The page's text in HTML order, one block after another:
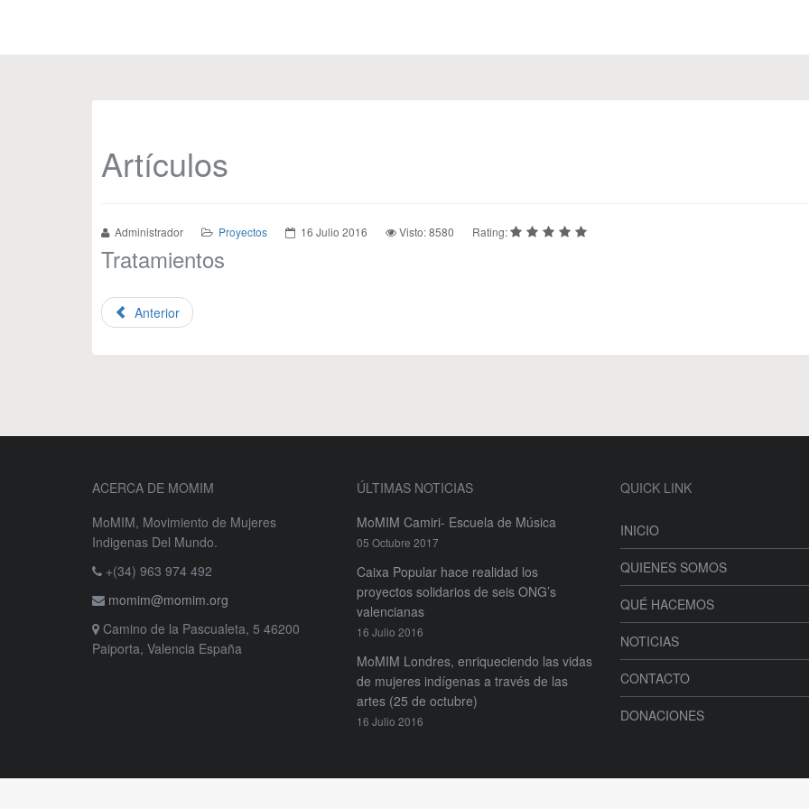
Artículos
Administrador Proyectos 16 Julio 2016 Visto: 8580 Rating:
Tratamientos
Anterior
ACERCA DE MOMIM
MoMIM, Movimiento de Mujeres
Indigenas Del Mundo.
+(34) 963 974 492
momim@momim.org
Camino de la Pascualeta, 5 46200
Paiporta, Valencia España
ÚLTIMAS NOTICIAS
MoMIM Camiri- Escuela de Música
05 Octubre 2017
Caixa Popular hace realidad los
proyectos solidarios de seis ONG’s
valencianas
16 Julio 2016
MoMIM Londres, enriqueciendo las vidas
de mujeres indígenas a través de las
artes (25 de octubre)
16 Julio 2016
QUICK LINK
INICIO
QUIENES SOMOS
QUÉ HACEMOS
NOTICIAS
CONTACTO
DONACIONES